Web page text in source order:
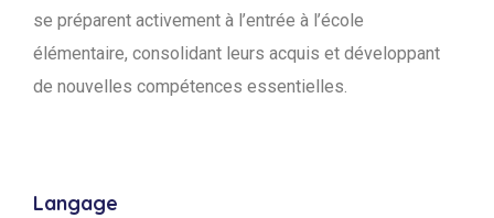
se préparent activement à l’entrée à l’école
élémentaire, consolidant leurs acquis et développant
de nouvelles compétences essentielles.
Langage